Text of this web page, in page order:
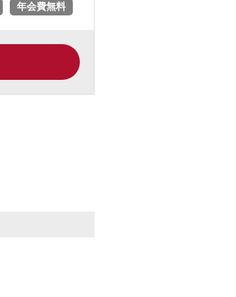
年会費無料